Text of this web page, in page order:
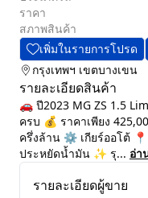
ราคา
สภาพสินค้า
เพิ่มในรายการโปรด
กรุงเทพฯ เขตบางเขน
รายละเอียดสินค้า
🚗 ปี2023 MG ZS 1.5
ครบ 💰 ราคาเพียง
ครึ่งล้าน ⚙️ เกียร์ออโต้ 📍
ประหยัดน้ำมัน ✨ รุ... อ่า
รายละเอียดผู้ขาย